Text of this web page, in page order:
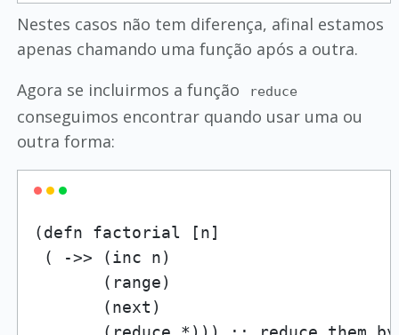
Nestes casos não tem diferença, afinal estamos
apenas chamando uma função após a outra.
Agora se incluirmos a função
reduce
conseguimos encontrar quando usar uma ou
outra forma:
(defn factorial [n]
( ->> (inc n)
       (range)
       (next)